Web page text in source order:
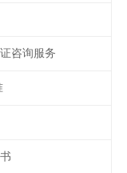
咨询服务